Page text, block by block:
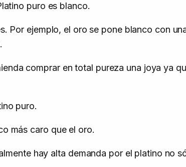
puro es blanco.
Por ejemplo, el oro se pone blanco con
comprar en total pureza una joya ya
puro.
más caro que el oro.
hay alta demanda por el platino no